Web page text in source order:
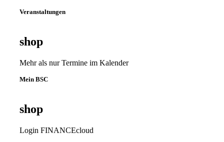
Veranstaltungen
shop
Mehr als nur Termine im Kalender
Mein BSC
shop
Login FINANCEcloud